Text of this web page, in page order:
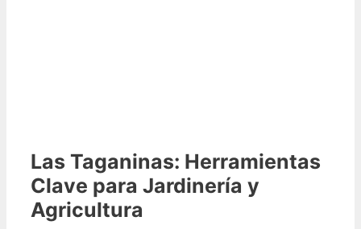
Las Taganinas: Herramientas
Clave para Jardinería y
Agricultura